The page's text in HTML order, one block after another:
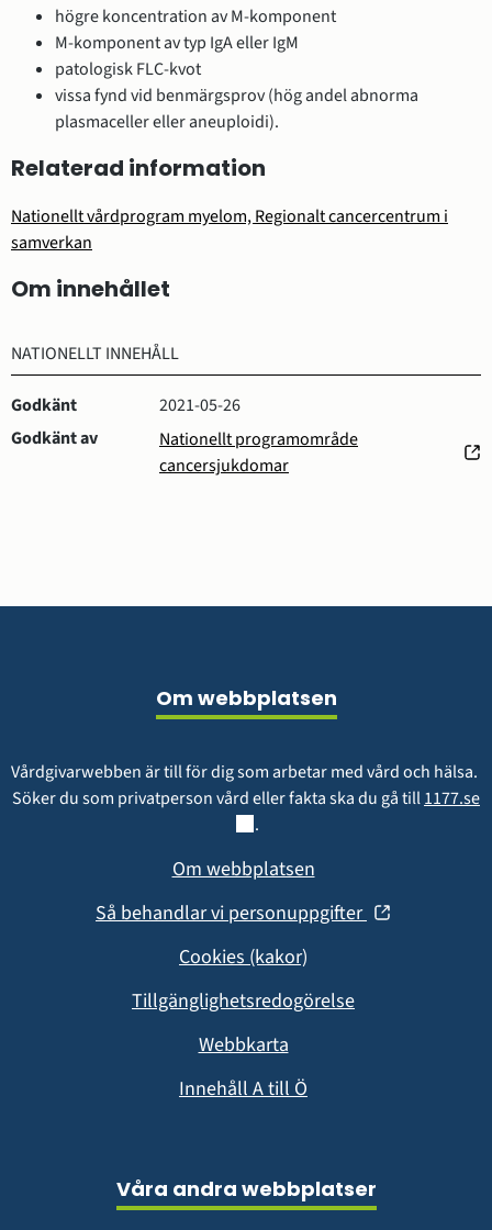
högre koncentration av M-komponent
M-komponent av typ IgA eller IgM
patologisk FLC-kvot
vissa fynd vid benmärgsprov (hög andel abnorma
plasmaceller eller aneuploidi).
Relaterad information
Nationellt vårdprogram myelom, Regionalt cancercentrum i
samverkan
Om innehållet
NATIONELLT INNEHÅLL
Godkänt
2021-05-26
Godkänt av
Nationellt programområde
cancersjukdomar
(öppnas
Om webbplatsen
Vårdgivarwebben är till för dig som arbetar med vård och hälsa.
Söker du som privatperson vård eller fakta ska du gå till 1177.se
.
Om webbplatsen
Så behandlar vi personuppgifter (öppnas
Cookies (kakor)
Tillgänglighetsredogörelse
Webbkarta
Innehåll A till Ö
Våra andra webbplatser